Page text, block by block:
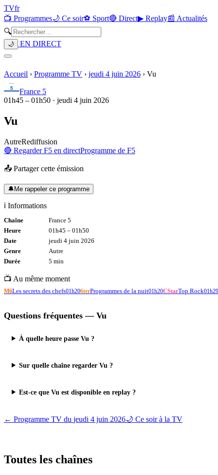
TVfr
📺 Programmes🌙 Ce soir⚽ Sport🔴 Direct▶ Replay📰 Actualités
🔍
🌙 EN DIRECT
Accueil › Programme TV › jeudi 4 juin 2026 › Vu
France 5
01h45 – 01h50 · jeudi 4 juin 2026
Vu
AutreRediffusion
🔴 RegarderF5 en directProgramme de F5
📤 Partager cette émission
🔔 Me rappeler ce programme
ℹ️ Informations
Chaîne
France 5
Heure
01h45 – 01h50
Date
jeudi 4 juin 2026
Genre
Autre
Durée
5 min
📺 Au même moment
M6Les secrets des chefs01h206terProgrammes de la nuit01h20CStarTop Rock01h29
Questions fréquentes — Vu
À quelle heure passe Vu ?
Sur quelle chaîne regarder Vu ?
Est-ce que Vu est disponible en replay ?
← Programme TV du jeudi 4 juin 2026🌙 Ce soir à la TV
Toutes les chaînes